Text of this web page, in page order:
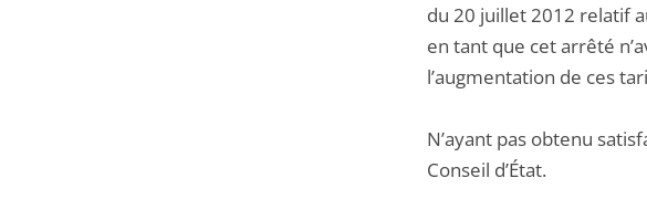
du 20 juillet 2012 relatif
en tant que cet arrêté
l’augmentation de ces
N’ayant pas obtenu
Conseil d’État.